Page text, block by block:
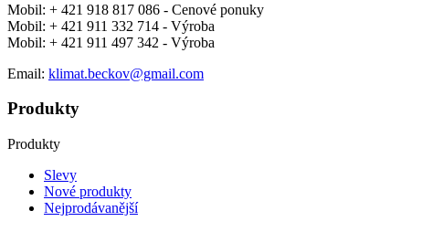
Mobil: + 421 918 817 086 - Cenové ponuky
Mobil: + 421 911 332 714 - Výroba
Mobil: + 421 911 497 342 - Výroba
Email: klimat.beckov@gmail.com
Produkty
Produkty
Slevy
Nové produkty
Nejprodávanější